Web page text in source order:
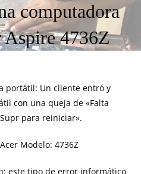
computadora
4736Z
portátil: Un cliente entró y
con una queja de «Falta
para reiniciar».
Modelo: 4736Z
este tipo de error informático